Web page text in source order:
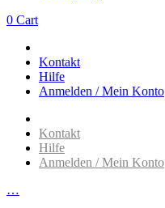
0 Cart
Kontakt
Hilfe
Anmelden / Mein Konto
Kontakt
Hilfe
Anmelden / Mein Konto
…